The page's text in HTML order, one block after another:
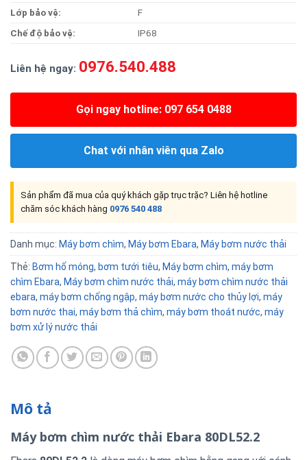
Lớp bảovệ:
F
Chếđộ bảo vệ: IP68
Liên hệ ngay: 0976.540.488
Gọi ngay hotline: 097 654 0488
Chat với nhân viên qua Zalo
Sản phẩm đã mua của quý khách gặp trục trặc? Liên hệ hotline
chăm sóc khách hàng 0976 540 488
Danh mục: Máy bơm chìm, Máy bơm Ebara, Máy bơm nước thải
Thẻ: Bơm hố móng, bơm tưới tiêu, Máy bơm chìm, máy bơm
chìm Ebara, Máy bơm chìm nước thải, máy bơm chìm nước thải
ebara, máy bơm chống ngập, máy bơm nước cho thủy lợi, máy
bơm nước thai, máy bơm thả chìm, máy bơm thoát nước, máy
bơm xử lý nước thải
Mô tả
Máy bơm chìm nước thải Ebara 80DL52.2